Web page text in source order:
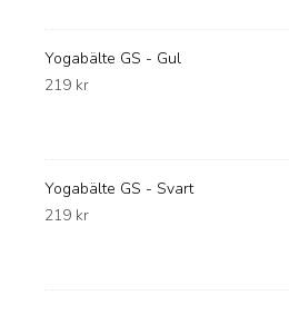
Yogabälte GS - Gul
219 kr
Yogabälte GS - Svart
219 kr